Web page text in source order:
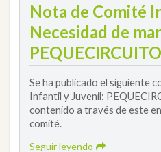
Nota de Comité
Necesidad de
PEQUECIRCUITO
Se ha publicado el siguiente
Infantil y Juvenil:
contenido a través de este
comité.
Seguir leyendo